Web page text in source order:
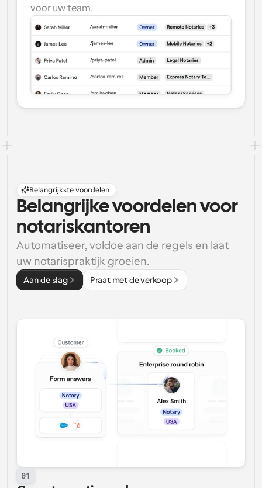
voor uw team.
Belangrijkste voordelen
Belangrijke voordelen voor
notariskantoren
Automatiseer, voldoe aan de regels en laat
uw notarispraktijk groeien.
Aan de slag Praat met de verkoop
01